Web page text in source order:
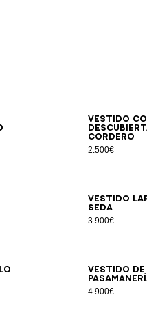
Vestido
cordero
2.500€
Vestido
seda
3.900€
Vestido
4.900€